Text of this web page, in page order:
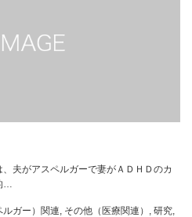
夫がアスペルガーで妻がＡＤＨＤのカ
…
ルガー）関連 その他（医療関連） 研究